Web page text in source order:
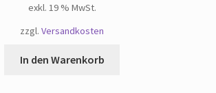
exkl. 19 % MwSt.
zzgl. Versandkosten
In den Warenkorb